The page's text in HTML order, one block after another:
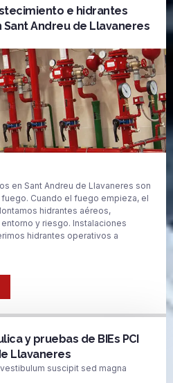
e hidrantes
Andreu de Llavaneres
en Sant Andreu de Llavaneres son
Cuando el fuego empieza, el
hidrantes aéreos,
y riesgo. Instalaciones
hidrantes operativos a
y pruebas de BIEs PCI
Llavaneres
suscipit sed magna